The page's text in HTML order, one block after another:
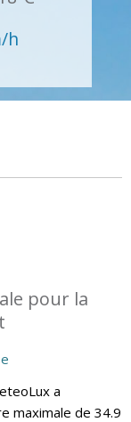
h
pour la
a
maximale de 34.9